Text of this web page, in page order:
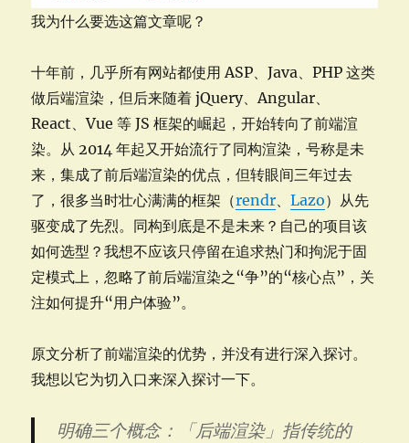
我为什么要选这篇文章呢？
十年前，几乎所有网站都使用 ASP、Java、PHP 这类
做后端渲染，但后来随着 jQuery、Angular、
React、Vue 等 JS 框架的崛起，开始转向了前端渲
染。从 2014 年起又开始流行了同构渲染，号称是未
来，集成了前后端渲染的优点，但转眼间三年过去
了，很多当时壮心满满的框架（rendr 、Lazo）从先
驱变成了先烈。同构到底是不是未来？自己的项目该
如何选型？我想不应该只停留在追求热门和拘泥于固
定模式上，忽略了前后端渲染之“争”的“核心点”，关
注如何提升“用户体验”。
原文分析了前端渲染的优势，并没有进行深入探讨。
我想以它为切入口来深入探讨一下。
明确三个概念：「后端渲染」指传统的